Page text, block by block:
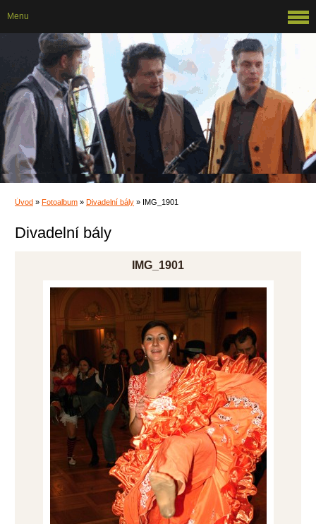
Úvod » Fotoalbum » Divadelní bály » IMG_1901
Divadelní bály
IMG_1901
Menu